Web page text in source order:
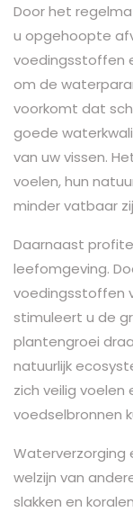
Door het
u opgehoopte
voedingsstoffen
om de
voorkomt dat
goede
van uw vissen.
voelen, hun
minder vatbaar
Daarnaast
leefomgeving.
voedingsstoffen
stimuleert u de
plantengroei
natuurlijk
zich veilig voelen
voedselbronnen
Waterverzorging
welzijn van
slakken en